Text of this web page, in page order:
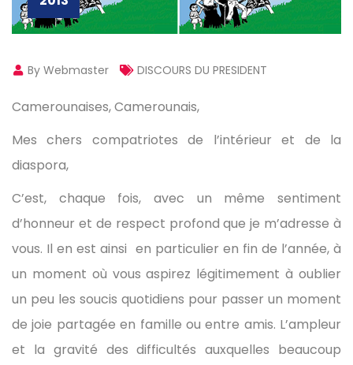
By Webmaster DISCOURS DU PRESIDENT
Camerounaises, Camerounais,
Mes chers compatriotes de l’intérieur et de la
diaspora,
C’est, chaque fois, avec un même sentiment
d’honneur et de respect profond que je m’adresse à
vous. Il en est ainsi en particulier en fin de l’année, à
un moment où vous aspirez légitimement à oublier
un peu les soucis quotidiens pour passer un moment
de joie partagée en famille ou entre amis. L’ampleur
et la gravité des difficultés auxquelles beaucoup